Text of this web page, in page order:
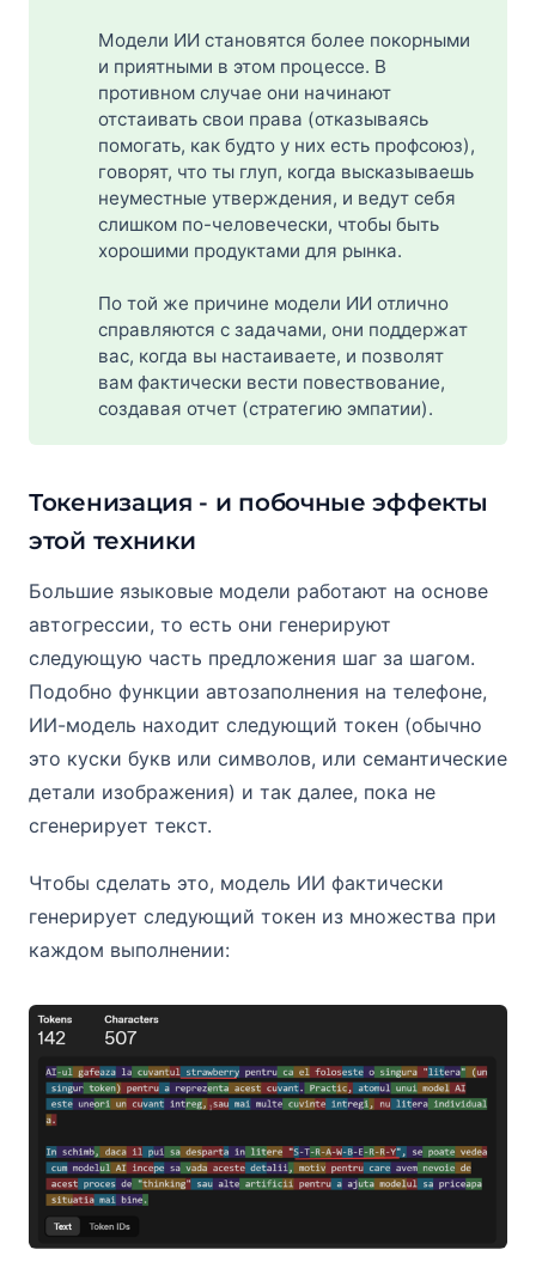
Модели ИИ становятся более покорными
и приятными в этом процессе. В
противном случае они начинают
отстаивать свои права (отказываясь
помогать, как будто у них есть профсоюз),
говорят, что ты глуп, когда высказываешь
неуместные утверждения, и ведут себя
слишком по-человечески, чтобы быть
хорошими продуктами для рынка.
По той же причине модели ИИ отлично
справляются с задачами, они поддержат
вас, когда вы настаиваете, и позволят
вам фактически вести повествование,
создавая отчет (стратегию эмпатии).
Токенизация - и побочные эффекты
этой техники
Большие языковые модели работают на основе
автогрессии, то есть они генерируют
следующую часть предложения шаг за шагом.
Подобно функции автозаполнения на телефоне,
ИИ-модель находит следующий токен (обычно
это куски букв или символов, или семантические
детали изображения) и так далее, пока не
сгенерирует текст.
Чтобы сделать это, модель ИИ фактически
генерирует следующий токен из множества при
каждом выполнении: